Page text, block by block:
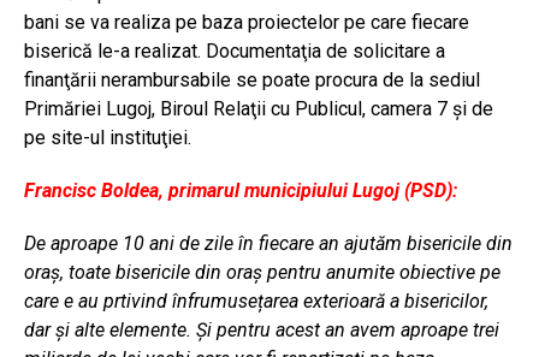
bani se va realiza pe baza proiectelor pe care fiecare
biserică le-a realizat. Documentaţia de solicitare a
finanţării nerambursabile se poate procura de la sediul
Primăriei Lugoj, Biroul Relaţii cu Publicul, camera 7 şi de
pe site-ul instituţiei.
Francisc Boldea, primarul municipiului Lugoj (PSD):
De aproape 10 ani de zile în fiecare an ajutăm bisericile din
oraș, toate bisericile din oraș pentru anumite obiective pe
care e au prtivind înfrumusețarea exterioară a bisericilor,
dar și alte elemente. Și pentru acest an avem aproape trei